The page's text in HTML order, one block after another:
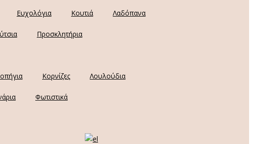
Ευχολόγια Κουτιά Λαδόπανα
Προσκλητήρια
Κορνίζες Λουλούδια
Φωτιστικά